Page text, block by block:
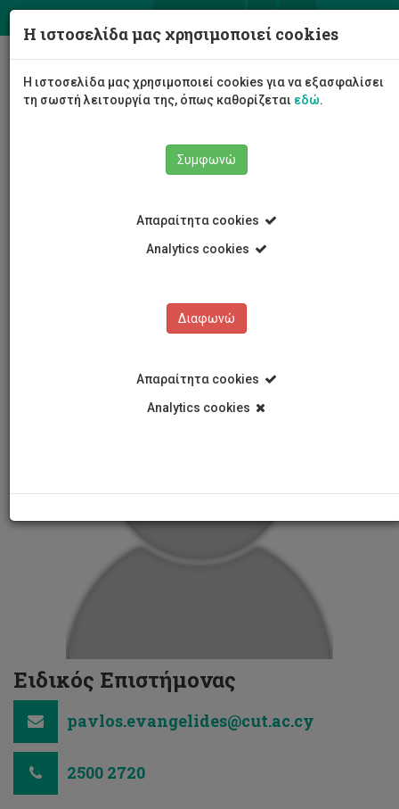
Σχολή Διοίκησης και Οικονομίας
Τμήμα Χρηματοοικονομικής, Λογιστικής και
Προσωπικό Τμήματος
Ακαδημαϊκό Προσωπικό
Παύλος Ευαγγελίδης
Παύλος Ευαγγελίδης
Ειδικός Επιστήμονας
pavlos.evangelides@cut.ac.cy
2500 2720
Η ιστοσελίδα μας χρησιμοποιεί cookies
Η ιστοσελίδα μας χρησιμοποιεί cookies για να εξασφαλίσει
τη σωστή λειτουργία της, όπως καθορίζεται εδώ.
Συμφωνώ
Απαραίτητα cookies
Analytics cookies
Διαφωνώ
Απαραίτητα cookies
Analytics cookies